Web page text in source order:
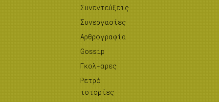
Συνεντεύξεις
Συνεργασίες
Αρθρογραφία
Gossip
Γκολ-αρες
Ρετρό
ιστορίες